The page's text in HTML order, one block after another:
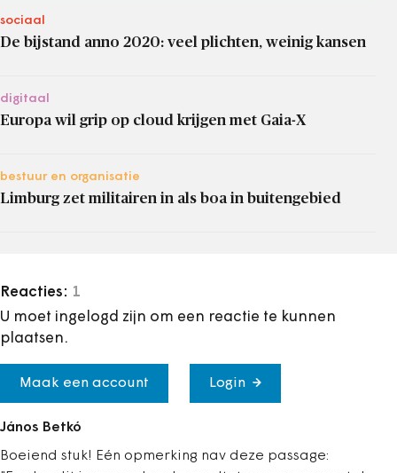
sociaal
De bijstand anno 2020: veel plichten, weinig kansen
digitaal
Europa wil grip op cloud krijgen met Gaia-X
bestuur en organisatie
Limburg zet militairen in als boa in buitengebied
Reacties: 1
U moet ingelogd zijn om een reactie te kunnen
plaatsen.
Maak een account Login
János Betkó
Boeiend stuk! Eén opmerking nav deze passage: